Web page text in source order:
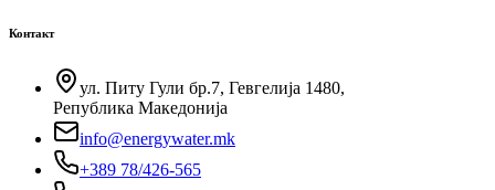
Контакт
ул. Питу Гули бр.7, Гевгелија 1480,
Република Македонија
info@energywater.mk
+389 78/426-565